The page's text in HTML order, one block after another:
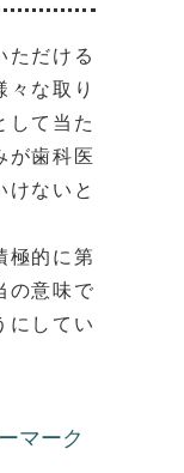
ただける
々な取り
して当た
が歯科医
けないと
極的に第
の意味で
にしてい
マーク